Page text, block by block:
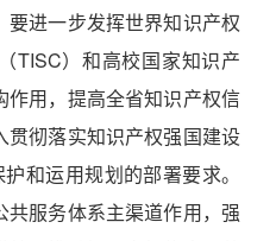
进一步发挥世界知识产权
TISC）和高校国家知识产
用，提高全省知识产权信
贯彻落实知识产权强国建设
和运用规划的部署要求。
服务体系主渠道作用，强